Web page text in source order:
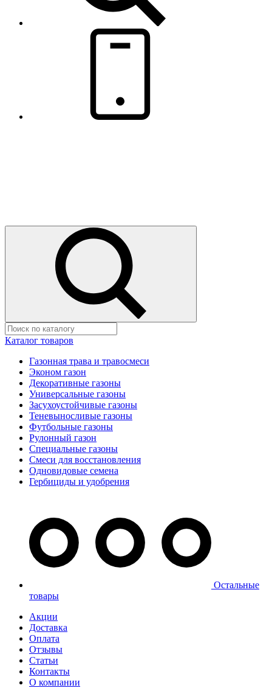
Каталог товаров
Газонная трава и травосмеси
Эконом газон
Декоративные газоны
Универсальные газоны
Засухоустойчивые газоны
Теневыносливые газоны
Футбольные газоны
Рулонный газон
Специальные газоны
Смеси для восстановления
Одновидовые семена
Гербициды и удобрения
Остальные
товары
Акции
Доставка
Оплата
Отзывы
Статьи
Контакты
О компании